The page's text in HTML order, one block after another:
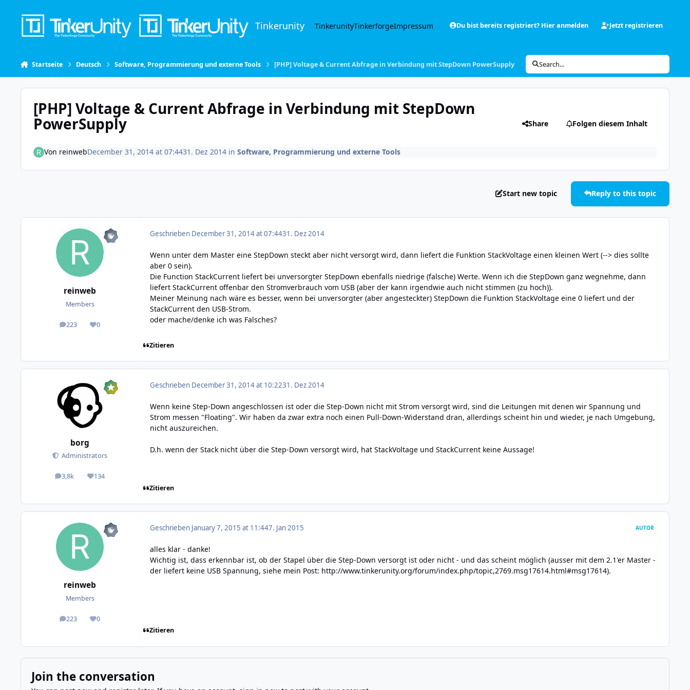
Tinkerunity TinkerunityTinkerforgeImpressum Du bist bereits registriert? Hier anmelden Jetzt registrieren
Startseite Deutsch Software, Programmierung und externe Tools [PHP] Voltage & Current Abfrage in Verbindung mit StepDown PowerSupply Search...
[PHP] Voltage & Current Abfrage in Verbindung mit StepDown
PowerSupply Share Folgen diesem Inhalt
Von reinwebDecember 31, 2014 at 07:4431. Dez 2014in Software, Programmierung und externe Tools
Start new topic Reply to this topic
reinweb
Members
223
posts 0
Reputation
Geschrieben December 31, 2014 at 07:4431. Dez 2014
Wenn unter dem Master eine StepDown steckt aber nicht versorgt wird, dann liefert die Funktion StackVoltage einen kleinen Wert (--> dies sollte
aber 0 sein).
Die Function StackCurrent liefert bei unversorgter StepDown ebenfalls niedrige (falsche) Werte. Wenn ich die StepDown ganz wegnehme, dann
liefert StackCurrent offenbar den Stromverbrauch vom USB (aber der kann irgendwie auch nicht stimmen (zu hoch)).
Meiner Meinung nach wäre es besser, wenn bei unversorgter (aber angesteckter) StepDown die Funktion StackVoltage eine 0 liefert und der
StackCurrent den USB-Strom.
oder mache/denke ich was Falsches?
Zitieren
borg
Administrators
3,8k
posts 134
Reputation
Geschrieben December 31, 2014 at 10:2231. Dez 2014
Wenn keine Step-Down angeschlossen ist oder die Step-Down nicht mit Strom versorgt wird, sind die Leitungen mit denen wir Spannung und
Strom messen "Floating". Wir haben da zwar extra noch einen Pull-Down-Widerstand dran, allerdings scheint hin und wieder, je nach Umgebung,
nicht auszureichen.
D.h. wenn der Stack nicht über die Step-Down versorgt wird, hat StackVoltage und StackCurrent keine Aussage!
Zitieren
reinweb
Members
223
posts 0
Reputation
Geschrieben January 7, 2015 at 11:447. Jan 2015 AUTOR
alles klar - danke!
Wichtig ist, dass erkennbar ist, ob der Stapel über die Step-Down versorgt ist oder nicht - und das scheint möglich (ausser mit dem 2.1'er Master -
der liefert keine USB Spannung, siehe mein Post: http://www.tinkerunity.org/forum/index.php/topic,2769.msg17614.html#msg17614).
Zitieren
Join the conversation